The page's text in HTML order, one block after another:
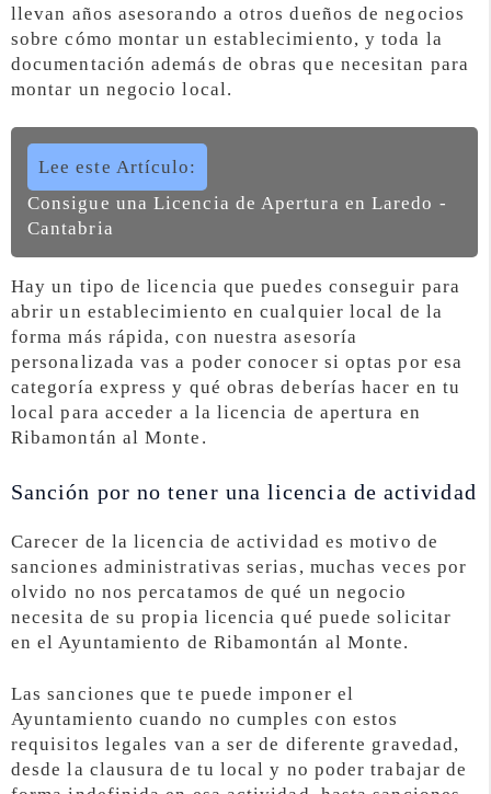
llevan años asesorando a otros dueños de negocios
sobre cómo montar un establecimiento, y toda la
documentación además de obras que necesitan para
montar un negocio local.
Lee este Artículo:
Consigue una Licencia de Apertura en Laredo -
Cantabria
Hay un tipo de licencia que puedes conseguir para
abrir un establecimiento en cualquier local de la
forma más rápida, con nuestra asesoría
personalizada vas a poder conocer si optas por esa
categoría express y qué obras deberías hacer en tu
local para acceder a la licencia de apertura en
Ribamontán al Monte.
Sanción por no tener una licencia de actividad
Carecer de la licencia de actividad es motivo de
sanciones administrativas serias, muchas veces por
olvido no nos percatamos de qué un negocio
necesita de su propia licencia qué puede solicitar
en el Ayuntamiento de Ribamontán al Monte.
Las sanciones que te puede imponer el
Ayuntamiento cuando no cumples con estos
requisitos legales van a ser de diferente gravedad,
desde la clausura de tu local y no poder trabajar de